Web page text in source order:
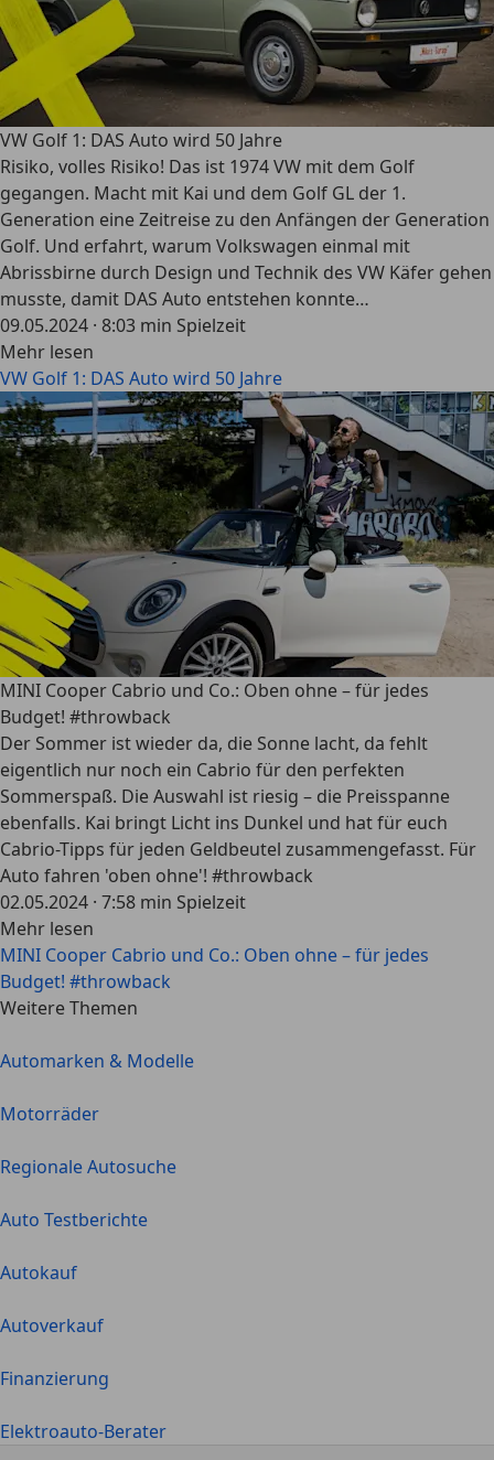
VW Golf 1: DAS Auto wird 50 Jahre
Risiko, volles Risiko! Das ist 1974 VW mit dem Golf
gegangen. Macht mit Kai und dem Golf GL der 1.
Generation eine Zeitreise zu den Anfängen der Generation
Golf. Und erfahrt, warum Volkswagen einmal mit
Abrissbirne durch Design und Technik des VW Käfer gehen
musste, damit DAS Auto entstehen konnte…
09.05.2024 · 8:03 min Spielzeit
Mehr lesen
VW Golf 1: DAS Auto wird 50 Jahre
MINI Cooper Cabrio und Co.: Oben ohne – für jedes
Budget! #throwback
Der Sommer ist wieder da, die Sonne lacht, da fehlt
eigentlich nur noch ein Cabrio für den perfekten
Sommerspaß. Die Auswahl ist riesig – die Preisspanne
ebenfalls. Kai bringt Licht ins Dunkel und hat für euch
Cabrio-Tipps für jeden Geldbeutel zusammengefasst. Für
Auto fahren 'oben ohne'! #throwback
02.05.2024 · 7:58 min Spielzeit
Mehr lesen
MINI Cooper Cabrio und Co.: Oben ohne – für jedes
Budget! #throwback
Weitere Themen
Automarken & Modelle
Motorräder
Regionale Autosuche
Auto Testberichte
Autokauf
Autoverkauf
Finanzierung
Elektroauto-Berater